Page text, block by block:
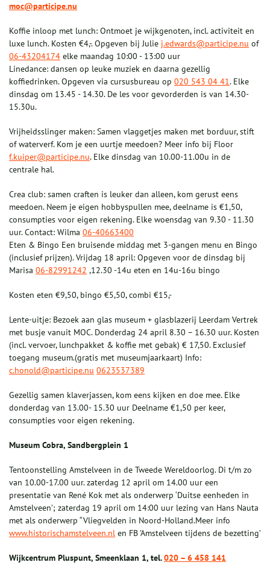
moc@participe.nu
Koffie inloop met lunch: Ontmoet je wijkgenoten, incl. activiteit en
luxe lunch. Kosten €4,-. Opgeven bij Julie j.edwards@participe.nu of
06-43204174 elke maandag 10:00 - 13:00 uur
Linedance: dansen op leuke muziek en daarna gezellig
koffiedrinken. Opgeven via cursusbureau op 020 543 04 41. Elke
dinsdag om 13.45 - 14.30. De les voor gevorderden is van 14.30-
15.30u.
Vrijheidsslinger maken: Samen vlaggetjes maken met borduur, stift
of waterverf. Kom je een uurtje meedoen? Meer info bij Floor
f.kuiper@participe.nu. Elke dinsdag van 10.00-11.00u in de
centrale hal.
Crea club: samen craften is leuker dan alleen, kom gerust eens
meedoen. Neem je eigen hobbyspullen mee, deelname is €1,50,
consumpties voor eigen rekening. Elke woensdag van 9.30 - 11.30
uur. Contact: Wilma 06-40663400
Eten & Bingo Een bruisende middag met 3-gangen menu en Bingo
(inclusief prijzen). Vrijdag 18 april: Opgeven voor de dinsdag bij
Marisa 06-82991242 ,12.30 -14u eten en 14u-16u bingo
Kosten eten €9,50, bingo €5,50, combi €15,-
Lente-uitje: Bezoek aan glas museum + glasblazerij Leerdam Vertrek
met busje vanuit MOC. Donderdag 24 april 8.30 – 16.30 uur. Kosten
(incl. vervoer, lunchpakket & koffie met gebak) € 17,50. Exclusief
toegang museum.(gratis met museumjaarkaart) Info:
c.honold@participe.nu 0623537389
Gezellig samen klaverjassen, kom eens kijken en doe mee. Elke
donderdag van 13.00- 15.30 uur Deelname €1,50 per keer,
consumpties voor eigen rekening.
Museum Cobra, Sandbergplein 1
Tentoonstelling Amstelveen in de Tweede Wereldoorlog. Di t/m zo
van 10.00-17.00 uur. zaterdag 12 april om 14.00 uur een
presentatie van René Kok met als onderwerp ‘Duitse eenheden in
Amstelveen’; zaterdag 19 april om 14:00 uur lezing van Hans Nauta
met als onderwerp “Vliegvelden in Noord-Holland.Meer info
www.historischamstelveen.nl en FB 'Amstelveen tijdens de bezetting’
Wijkcentrum Pluspunt, Smeenklaan 1, tel.020 – 6 458 141